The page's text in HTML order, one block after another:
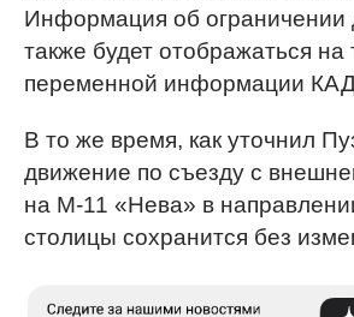
Информация об ограничении
также будет отображаться на
переменной информации
В то же время, как уточнил
движение по съезду с
на М-11 «Нева» в
столицы сохранится без